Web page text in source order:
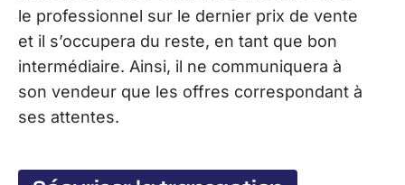
le professionnel sur le dernier prix de vente
et il s’occupera du reste, en tant que bon
intermédiaire. Ainsi, il ne communiquera à
son vendeur que les offres correspondant à
ses attentes.